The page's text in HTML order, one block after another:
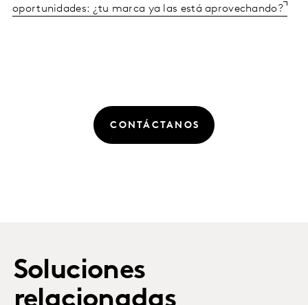
oportunidades: ¿tu marca ya las está aprovechando?
CONTÁCTANOS
Soluciones